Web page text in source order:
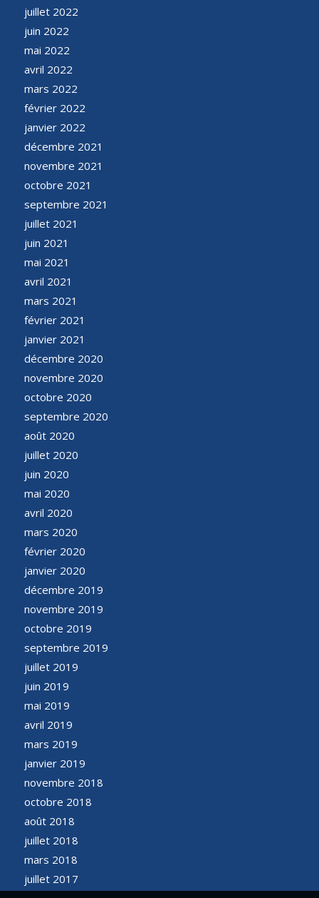
juillet 2022
juin 2022
mai 2022
avril 2022
mars 2022
février 2022
janvier 2022
décembre 2021
novembre 2021
octobre 2021
septembre 2021
juillet 2021
juin 2021
mai 2021
avril 2021
mars 2021
février 2021
janvier 2021
décembre 2020
novembre 2020
octobre 2020
septembre 2020
août 2020
juillet 2020
juin 2020
mai 2020
avril 2020
mars 2020
février 2020
janvier 2020
décembre 2019
novembre 2019
octobre 2019
septembre 2019
juillet 2019
juin 2019
mai 2019
avril 2019
mars 2019
janvier 2019
novembre 2018
octobre 2018
août 2018
juillet 2018
mars 2018
juillet 2017